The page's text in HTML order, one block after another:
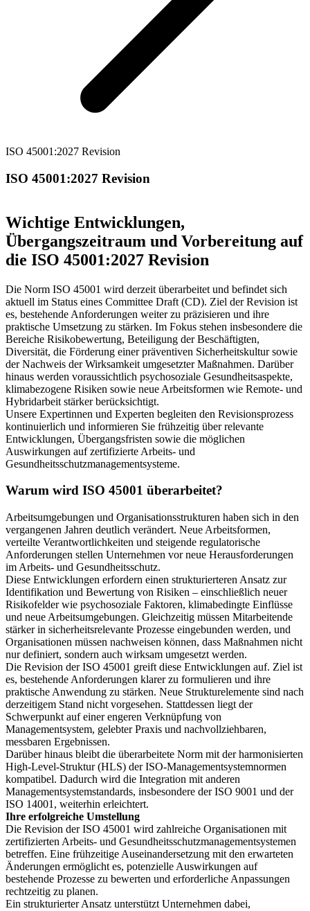
ISO 45001:2027 Revision
ISO 45001:2027 Revision
Wichtige Entwicklungen,
Übergangszeitraum und Vorbereitung auf
die ISO 45001:2027 Revision
Die Norm ISO 45001 wird derzeit überarbeitet und befindet sich
aktuell im Status eines Committee Draft (CD). Ziel der Revision ist
es, bestehende Anforderungen weiter zu präzisieren und ihre
praktische Umsetzung zu stärken. Im Fokus stehen insbesondere die
Bereiche Risikobewertung, Beteiligung der Beschäftigten,
Diversität, die Förderung einer präventiven Sicherheitskultur sowie
der Nachweis der Wirksamkeit umgesetzter Maßnahmen. Darüber
hinaus werden voraussichtlich psychosoziale Gesundheitsaspekte,
klimabezogene Risiken sowie neue Arbeitsformen wie Remote- und
Hybridarbeit stärker berücksichtigt.
Unsere Expertinnen und Experten begleiten den Revisionsprozess
kontinuierlich und informieren Sie frühzeitig über relevante
Entwicklungen, Übergangsfristen sowie die möglichen
Auswirkungen auf zertifizierte Arbeits- und
Gesundheitsschutzmanagementsysteme.
Warum wird ISO 45001 überarbeitet?
Arbeitsumgebungen und Organisationsstrukturen haben sich in den
vergangenen Jahren deutlich verändert. Neue Arbeitsformen,
verteilte Verantwortlichkeiten und steigende regulatorische
Anforderungen stellen Unternehmen vor neue Herausforderungen
im Arbeits- und Gesundheitsschutz.
Diese Entwicklungen erfordern einen strukturierteren Ansatz zur
Identifikation und Bewertung von Risiken – einschließlich neuer
Risikofelder wie psychosoziale Faktoren, klimabedingte Einflüsse
und neue Arbeitsumgebungen. Gleichzeitig müssen Mitarbeitende
stärker in sicherheitsrelevante Prozesse eingebunden werden, und
Organisationen müssen nachweisen können, dass Maßnahmen nicht
nur definiert, sondern auch wirksam umgesetzt werden.
Die Revision der ISO 45001 greift diese Entwicklungen auf. Ziel ist
es, bestehende Anforderungen klarer zu formulieren und ihre
praktische Anwendung zu stärken. Neue Strukturelemente sind nach
derzeitigem Stand nicht vorgesehen. Stattdessen liegt der
Schwerpunkt auf einer engeren Verknüpfung von
Managementsystem, gelebter Praxis und nachvollziehbaren,
messbaren Ergebnissen.
Darüber hinaus bleibt die überarbeitete Norm mit der harmonisierten
High-Level-Struktur (HLS) der ISO-Managementsystemnormen
kompatibel. Dadurch wird die Integration mit anderen
Managementsystemstandards, insbesondere der ISO 9001 und der
ISO 14001, weiterhin erleichtert.
Ihre erfolgreiche Umstellung
Die Revision der ISO 45001 wird zahlreiche Organisationen mit
zertifizierten Arbeits- und Gesundheitsschutzmanagementsystemen
betreffen. Eine frühzeitige Auseinandersetzung mit den erwarteten
Änderungen ermöglicht es, potenzielle Auswirkungen auf
bestehende Prozesse zu bewerten und erforderliche Anpassungen
rechtzeitig zu planen.
Ein strukturierter Ansatz unterstützt Unternehmen dabei,